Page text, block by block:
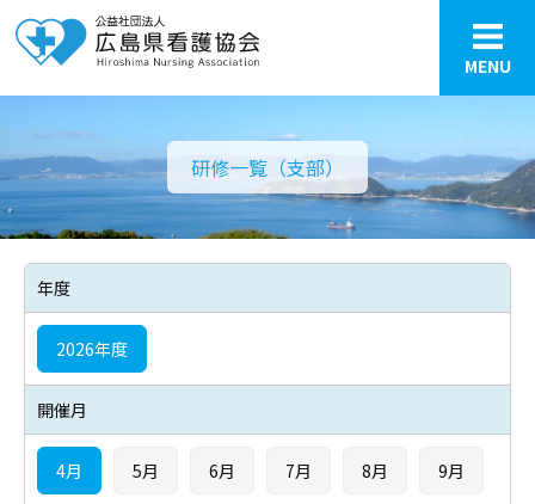
MENU
研修一覧（支部）
年度
2026年度
開催月
4月 5月 6月 7月 8月 9月